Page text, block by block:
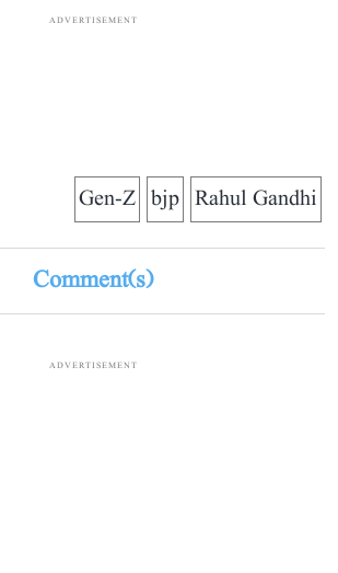
ADVERTISEMENT
Rahul Gandhi
bjp
Gen-Z
Comment(s)
ADVERTISEMENT